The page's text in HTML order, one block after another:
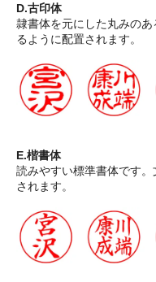
D.古印体
隷書体を元にした丸みの
るように配置されます。
E.楷書体
読みやすい標準書体です
されます。